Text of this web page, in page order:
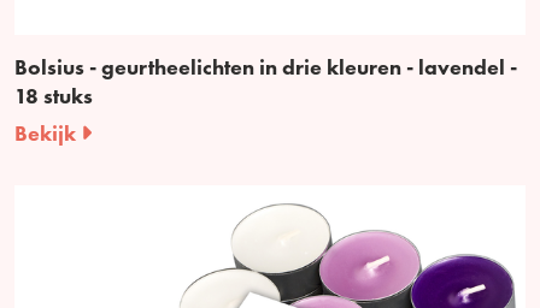
Bolsius - geurtheelichten in drie kleuren - lavendel -
18 stuks
Bekijk